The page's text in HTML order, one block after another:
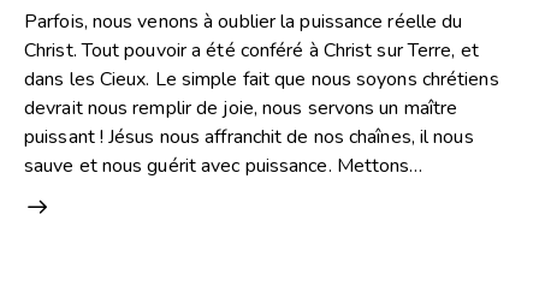
Parfois, nous venons à oublier la puissance réelle du
Christ. Tout pouvoir a été conféré à Christ sur Terre, et
dans les Cieux. Le simple fait que nous soyons chrétiens
devrait nous remplir de joie, nous servons un maître
puissant ! Jésus nous affranchit de nos chaînes, il nous
sauve et nous guérit avec puissance. Mettons…